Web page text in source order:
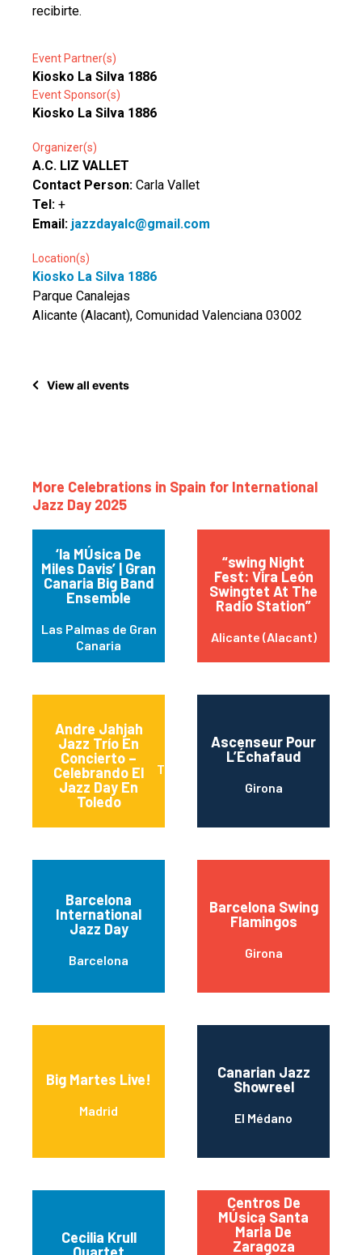
recibirte.
Event Partner(s)
Kiosko La Silva 1886
Event Sponsor(s)
Kiosko La Silva 1886
Organizer(s)
A.C. LIZ VALLET
Contact Person: Carla Vallet
Tel: +
Email: jazzdayalc@gmail.com
Location(s)
Kiosko La Silva 1886
Parque Canalejas
Alicante (Alacant), Comunidad Valenciana 03002
View all events
More Celebrations in Spain for International
Jazz Day 2025
‘la MÚsica De
Miles Davis’ | Gran
Canaria Big Band
Ensemble
Las Palmas de Gran
Canaria
“swing Night
Fest: Vira León
Swingtet At The
Radio Station”
Alicante (Alacant)
Andre Jahjah
Jazz Trío En
Concierto –
Celebrando El
Jazz Day En
Toledo
Toledo
Ascenseur Pour
L’Échafaud
Girona
Barcelona
International
Jazz Day
Barcelona
Barcelona Swing
Flamingos
Girona
Big Martes Live!
Madrid
Canarian Jazz
Showreel
El Médano
Cecilia Krull
Quartet
Centros De
MÚsica Santa
MarÍa De
Zaragoza